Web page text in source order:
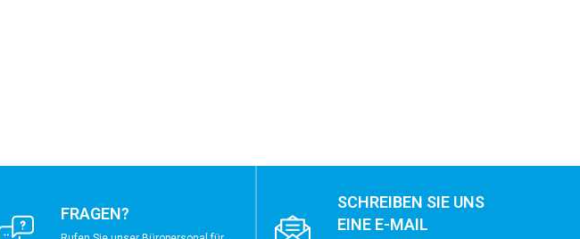
FRAGEN?
SCHREIBEN SIE UNS
EINE E-MAIL